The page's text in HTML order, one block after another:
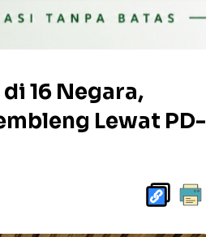
16 Negara,
Lewat PD-